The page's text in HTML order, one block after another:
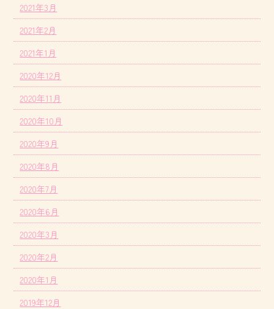
2021年3月
2021年2月
2021年1月
2020年12月
2020年11月
2020年10月
2020年9月
2020年8月
2020年7月
2020年6月
2020年3月
2020年2月
2020年1月
2019年12月